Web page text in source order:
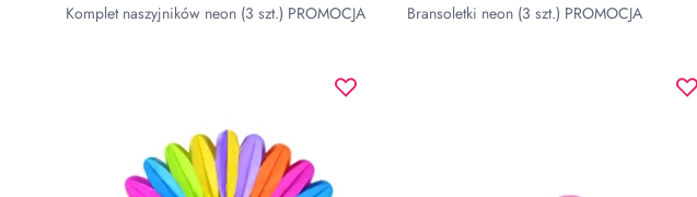
Komplet naszyjników neon (3 szt.) PROMOCJA Bransoletki neon (3 szt.) PROMOCJA